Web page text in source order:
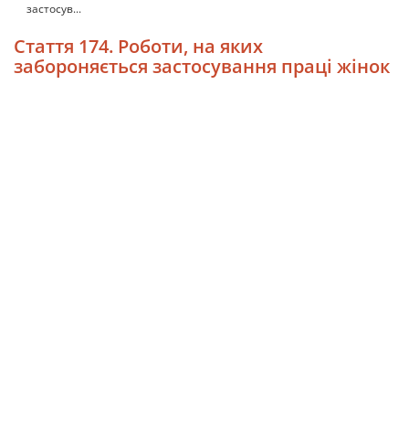
застосув...
Стаття 174. Роботи, на яких
забороняється застосування праці жінок